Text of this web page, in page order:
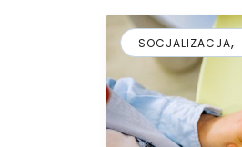
SOCJALIZACJA,